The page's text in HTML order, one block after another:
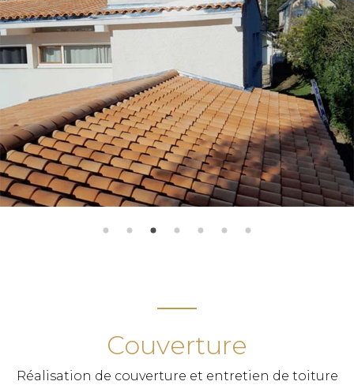
Couverture
Réalisation de couverture et entretien de toiture